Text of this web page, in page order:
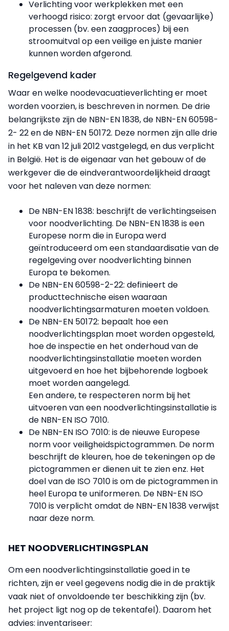
Verlichting voor werkplekken met een
verhoogd risico: zorgt ervoor dat (gevaarlijke)
processen (bv. een zaagproces) bij een
stroomuitval op een veilige en juiste manier
kunnen worden afgerond.
Regelgevend kader
Waar en welke noodevacuatieverlichting er moet
worden voorzien, is beschreven in normen. De drie
belangrijkste zijn de NBN-EN 1838, de NBN-EN 60598-
2- 22 en de NBN-EN 50172. Deze normen zijn alle drie
in het KB van 12 juli 2012 vastgelegd, en dus verplicht
in België. Het is de eigenaar van het gebouw of de
werkgever die de eindverantwoordelijkheid draagt
voor het naleven van deze normen:
De NBN-EN 1838: beschrijft de verlichtingseisen
voor noodverlichting. De NBN-EN 1838 is een
Europese norm die in Europa werd
geïntroduceerd om een standaardisatie van de
regelgeving over noodverlichting binnen
Europa te bekomen.
De NBN-EN 60598-2-22: definieert de
producttechnische eisen waaraan
noodverlichtingsarmaturen moeten voldoen.
De NBN-EN 50172: bepaalt hoe een
noodverlichtingsplan moet worden opgesteld,
hoe de inspectie en het onderhoud van de
noodverlichtingsinstallatie moeten worden
uitgevoerd en hoe het bijbehorende logboek
moet worden aangelegd.
Een andere, te respecteren norm bij het
uitvoeren van een noodverlichtingsinstallatie is
de NBN-EN ISO 7010.
De NBN-EN ISO 7010: is de nieuwe Europese
norm voor veiligheidspictogrammen. De norm
beschrijft de kleuren, hoe de tekeningen op de
pictogrammen er dienen uit te zien enz. Het
doel van de ISO 7010 is om de pictogrammen in
heel Europa te uniformeren. De NBN-EN ISO
7010 is verplicht omdat de NBN-EN 1838 verwijst
naar deze norm.
HET NOODVERLICHTINGSPLAN
Om een noodverlichtingsinstallatie goed in te
richten, zijn er veel gegevens nodig die in de praktijk
vaak niet of onvoldoende ter beschikking zijn (bv.
het project ligt nog op de tekentafel). Daarom het
advies: inventariseer: